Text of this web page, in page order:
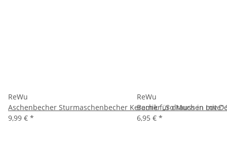
ReWu
Aschenbecher Sturmaschenbecher Keramik für draussen mit
9,99 € *
ReWu
Becher „So Much in
6,95 € *